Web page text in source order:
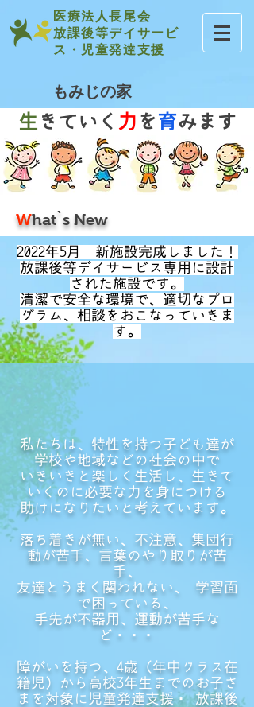
医療法人長尾会
放課後等デイサービ
ス・ 児童発達支援
もみじの家
生 きていく 力 を育みます
What`s New
2022年5月 新施設完成しました！
放課後等デイサービス専用に設計
された施設です。
清潔で安全な環境で、適切なプロ
グラム、相談をおこなっていきま
す。
私たちは、特性を持つ子ども達が
学校や地域などの社会の中で
いきいきと楽しく生活し、生きて
いくのに必要な力を身につける
助けになりたいと考えています。
落ち着きが無い、不注意、集団行
動が苦手、言葉のやり取りが苦
手、
友達とうまく関われない、 学習面
で困っている、
手先が不器用、運動が苦手な
ど・・・
障がいを持つ、4歳（年中クラス在
籍児）から高校3年生までのお子さ
まを対象に児童発達支援・ 放課後